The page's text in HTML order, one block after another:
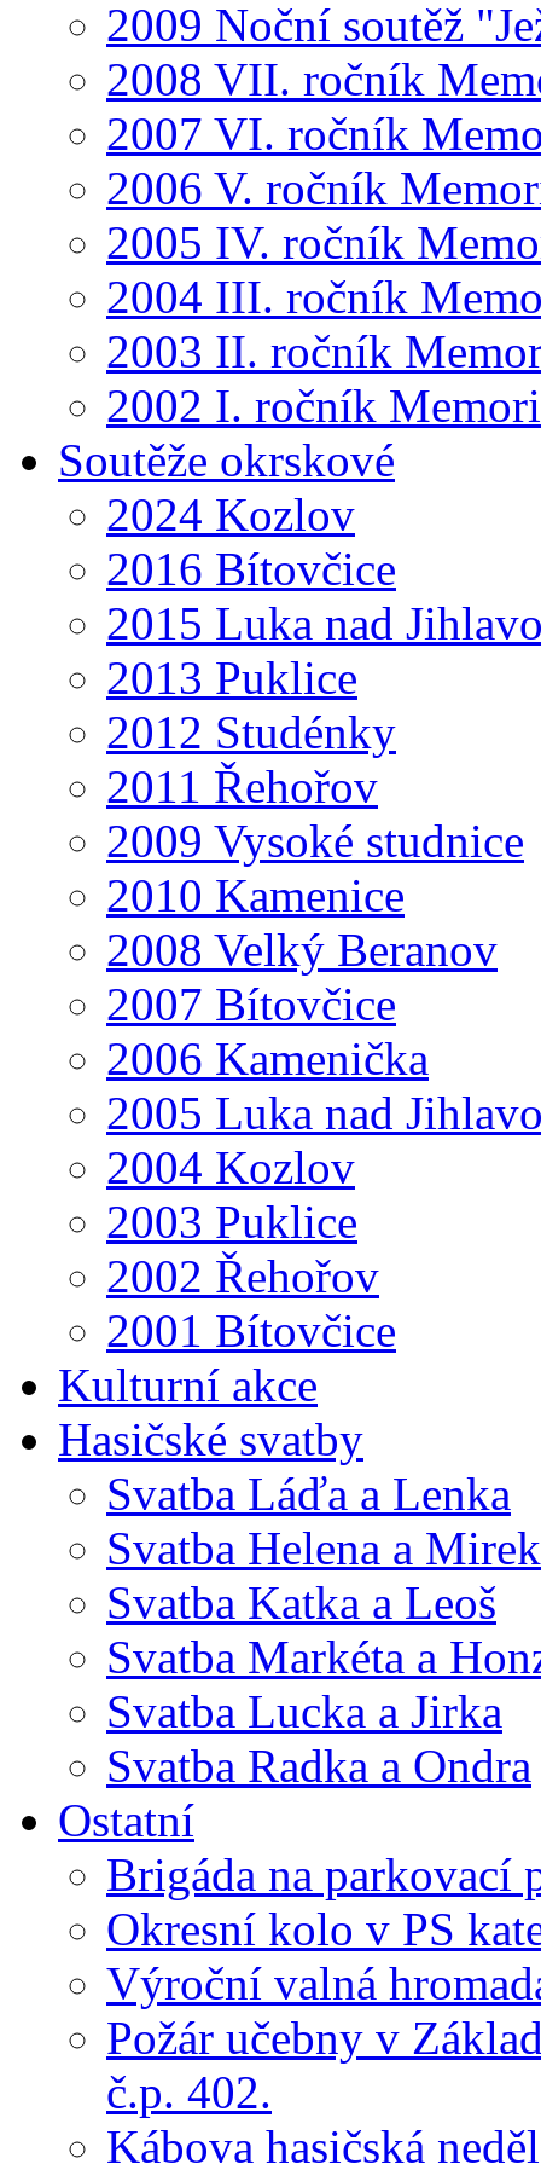
2009 Noční soutěž
2008 VII. ročník
2007 VI. ročník
2006 V. ročník
2005 IV. ročník
2004 III. ročník
2003 II. ročník
2002 I. ročník
Soutěže okrskové
2024 Kozlov
2016 Bítovčice
2015 Luka nad
2013 Puklice
2012 Studénky
2011 Řehořov
2009 Vysoké studnice
2010 Kamenice
2008 Velký Beranov
2007 Bítovčice
2006 Kamenička
2005 Luka nad
2004 Kozlov
2003 Puklice
2002 Řehořov
2001 Bítovčice
Kulturní akce
Hasičské svatby
Svatba Láďa a Lenka
Svatba Helena a Mirek
Svatba Katka a Leoš
Svatba Markéta a
Svatba Lucka a Jirka
Svatba Radka a Ondra
Ostatní
Brigáda na parkovací
Okresní kolo v PS
Výroční valná
Požár učebny v
č.p. 402.
Kábova hasičská